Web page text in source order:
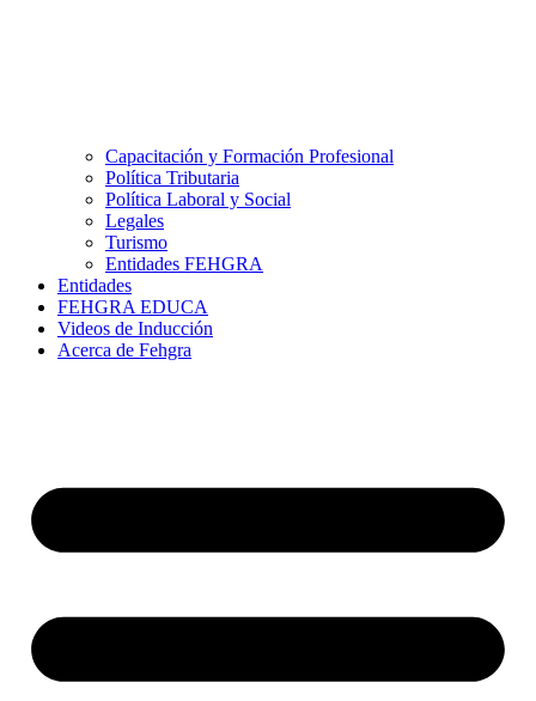
Capacitación y Formación Profesional
Política Tributaria
Política Laboral y Social
Legales
Turismo
Entidades FEHGRA
Entidades
FEHGRA EDUCA
Videos de Inducción
Acerca de Fehgra